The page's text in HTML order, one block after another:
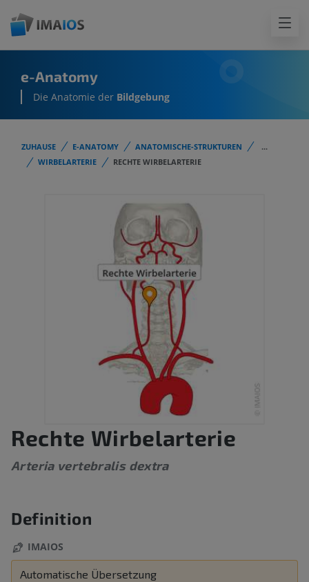
e-Anatomy
Die Anatomie der Bildgebung
ZUHAUSE E-ANATOMY ANATOMISCHE-STRUKTUREN
...
WIRBELARTERIE
RECHTE WIRBELARTERIE
Rechte Wirbelarterie
Arteria vertebralis dextra
Definition
IMAIOS
Automatische Übersetzung